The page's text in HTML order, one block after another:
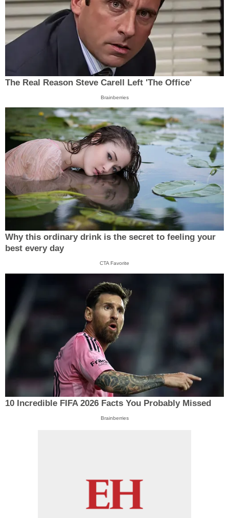
The Real Reason Steve Carell Left 'The Office'
Brainberries
Why this ordinary drink is the secret to feeling your
best every day
CTA Favorite
10 Incredible FIFA 2026 Facts You Probably Missed
Brainberries